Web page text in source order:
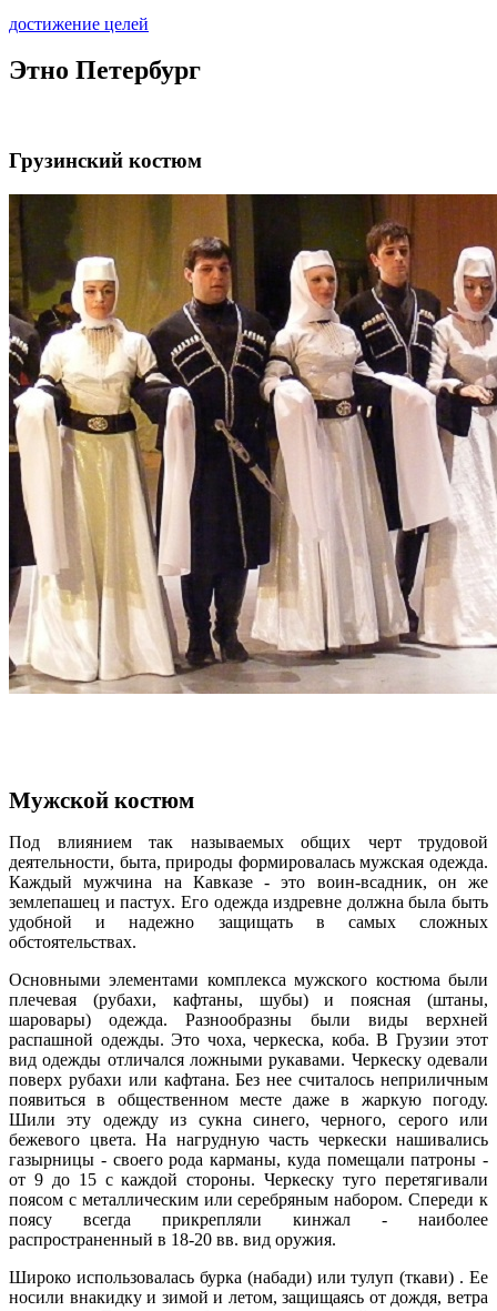
достижение целей
Этно Петербург
Грузинский костюм
Мужской костюм
Под влиянием так называемых общих черт трудовой
деятельности, быта, природы формировалась мужская одежда.
Каждый мужчина на Кавказе - это воин-всадник, он же
землепашец и пастух. Его одежда издревне должна была быть
удобной и надежно защищать в самых сложных
обстоятельствах.
Основными элементами комплекса мужского костюма были
плечевая (рубахи, кафтаны, шубы) и поясная (штаны,
шаровары) одежда. Разнообразны были виды верхней
распашной одежды. Это чоха, черкеска, коба. В Грузии этот
вид одежды отличался ложными рукавами. Черкеску одевали
поверх рубахи или кафтана. Без нее считалось неприличным
появиться в общественном месте даже в жаркую погоду.
Шили эту одежду из сукна синего, черного, серого или
бежевого цвета. На нагрудную часть черкески нашивались
газырницы - своего рода карманы, куда помещали патроны -
от 9 до 15 с каждой стороны. Черкеску туго перетягивали
поясом с металлическим или серебряным набором. Спереди к
поясу всегда прикрепляли кинжал - наиболее
распространенный в 18-20 вв. вид оружия.
Широко использовалась бурка (набади) или тулуп (ткави) . Ее
носили внакидку и зимой и летом, защищаясь от дождя, ветра